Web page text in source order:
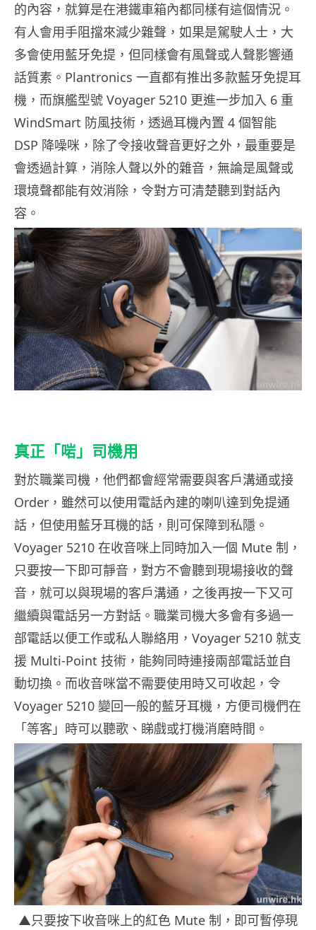
的內容，就算是在港鐵車箱內都同樣有這個情況。
有人會用手阻擋來減少雜聲，如果是駕駛人士，大
多會使用藍牙免提，但同樣會有風聲或人聲影響通
話質素。Plantronics 一直都有推出多款藍牙免提耳
機，而旗艦型號 Voyager 5210 更進一步加入 6 重
WindSmart 防風技術，透過耳機內置 4 個智能
DSP 降噪咪，除了令接收聲音更好之外，最重要是
會透過計算，消除人聲以外的雜音，無論是風聲或
環境聲都能有效消除，令對方可清楚聽到對話內
容。
真正「啱」司機用
對於職業司機，他們都會經常需要與客戶溝通或接
Order，雖然可以使用電話內建的喇叭達到免提通
話，但使用藍牙耳機的話，則可保障到私隱。
Voyager 5210 在收音咪上同時加入一個 Mute 制，
只要按一下即可靜音，對方不會聽到現場接收的聲
音，就可以與現場的客戶溝通，之後再按一下又可
繼續與電話另一方對話。職業司機大多會有多過一
部電話以便工作或私人聯絡用，Voyager 5210 就支
援 Multi-Point 技術，能夠同時連接兩部電話並自
動切換。而收音咪當不需要使用時又可收起，令
Voyager 5210 變回一般的藍牙耳機，方便司機們在
「等客」時可以聽歌、睇戲或打機消磨時間。
▲只要按下收音咪上的紅色 Mute 制，即可暫停現